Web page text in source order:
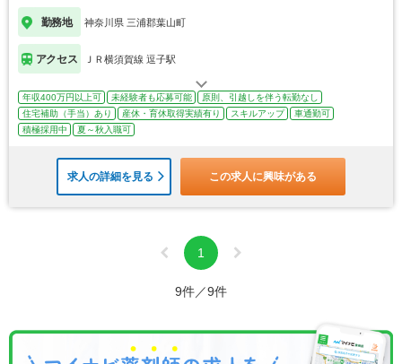
勤務地 神奈川県 三浦郡葉山町
アクセス ＪＲ横須賀線 逗子駅
年収400万円以上可 未経験者も応募可能
原則、引越しを伴う転勤なし
住宅補助（手当）あり
産休・育休取得実績有り スキルアップ
車通勤可
積極採用中
夏～秋入職可
求人の詳細を見る この求人に興味がある
1
9件／9件